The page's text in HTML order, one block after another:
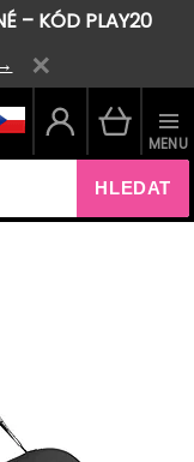
– KÓD PLAY20
HLEDAT
MENU